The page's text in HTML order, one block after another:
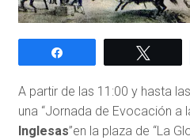
A partir de las 11:00 y hasta
una “Jornada de Evocación a
Inglesas”en la plaza de “La